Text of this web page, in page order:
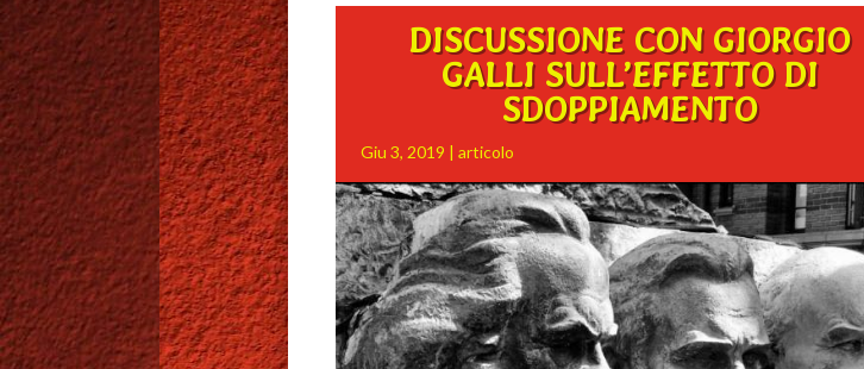
DISCUSSIONE CON GIORGIO
GALLI SULL’EFFETTO DI
SDOPPIAMENTO
Giu 3, 2019 | articolo